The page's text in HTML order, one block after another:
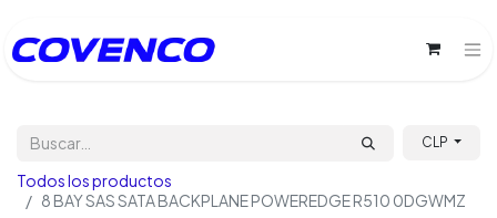
CLP
Todos los productos
8 BAY SAS SATA BACKPLANE POWEREDGE R510 0DGWMZ